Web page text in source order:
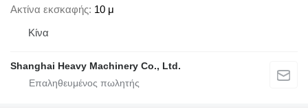
Ακτίνα εκσκαφής 10 μ
Κίνα
Shanghai Heavy Machinery Co., Ltd.